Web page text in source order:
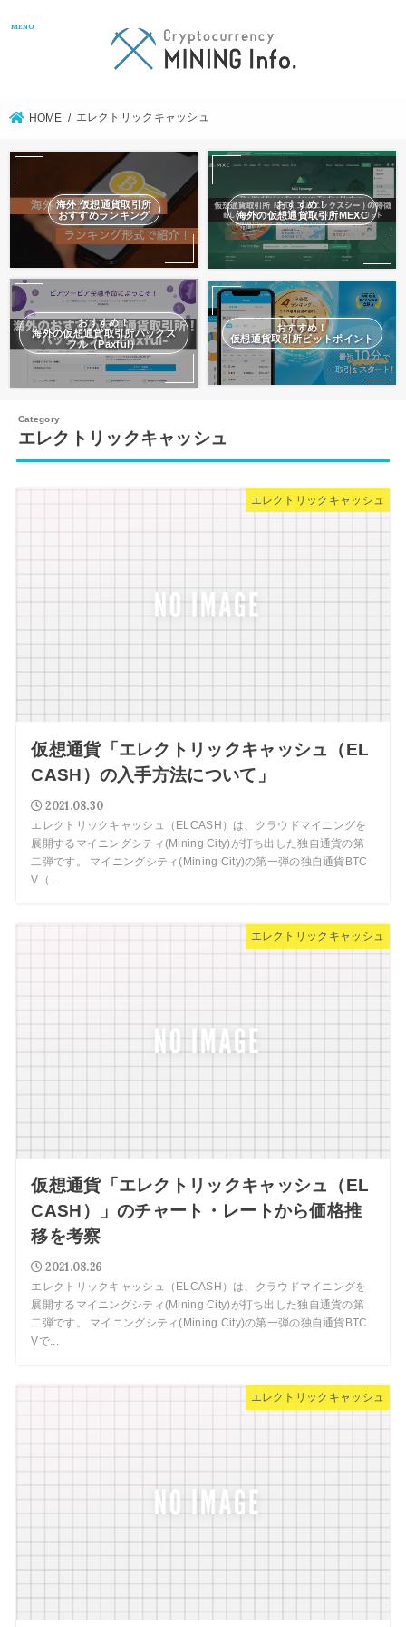
MENU
HOME エレクトリックキャッシュ
海外 仮想通貨取引所
おすすめランキング
おすすめ！
海外の仮想通貨取引所MEXC
おすすめ！
海外の仮想通貨取引所パックス
フル（Paxful）
おすすめ！
仮想通貨取引所ビットポイント
エレクトリックキャッシュ
エレクトリックキャッシュ
仮想通貨「エレクトリックキャッシュ（EL
CASH）の入手方法について」
2021.08.30
エレクトリックキャッシュ（ELCASH）は、クラウドマイニングを
展開するマイニングシティ(Mining City)が打ち出した独自通貨の第
二弾です。 マイニングシティ(Mining City)の第一弾の独自通貨BTC
V（...
エレクトリックキャッシュ
仮想通貨「エレクトリックキャッシュ（EL
CASH）」のチャート・レートから価格推
移を考察
2021.08.26
エレクトリックキャッシュ（ELCASH）は、クラウドマイニングを
展開するマイニングシティ(Mining City)が打ち出した独自通貨の第
二弾です。 マイニングシティ(Mining City)の第一弾の独自通貨BTC
Vで...
エレクトリックキャッシュ